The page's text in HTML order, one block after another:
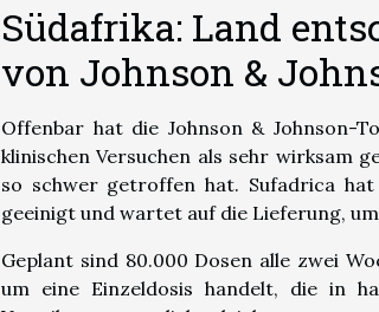
Südafrika: Land
von Johnson &
Offenbar hat die Johnson & Johnson-
klinischen Versuchen als sehr wirksam
so schwer getroffen hat. Sufadrica
geeinigt und wartet auf die Lieferung,
Geplant sind 80.000 Dosen alle zwei
um eine Einzeldosis handelt, die in